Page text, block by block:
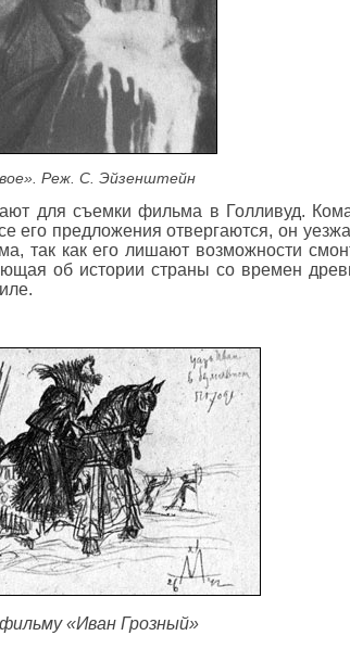
Реж. С. Эйзенштейн
для съемки фильма в Голливуд.
его предложения отвергаются, он
так как его лишают возможности
об истории страны со времен
«Иван Грозный»